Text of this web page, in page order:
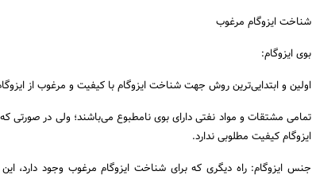
شناخت ایزوگام مرغوب
بوی ایزوگام:
اولین و ابتدایی‌ترین روش جهت شناخت ایزوگام با کیفیت و مرغوب از
تمامی مشتقات و مواد نفتی دارای بوی نامطبوع می‌باشند؛ ولی در صورتی
ایزوگام کیفیت مطلوبی ندارد.
جنس ایزوگام: راه دیگری که برای شناخت ایزوگام مرغوب وجود دارد،